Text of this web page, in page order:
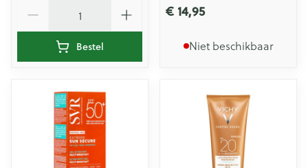
Bestel
€ 14,95
Niet beschikbaar